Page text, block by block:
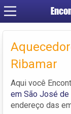
Ribamar
Aqui você
em São José de
endereço das